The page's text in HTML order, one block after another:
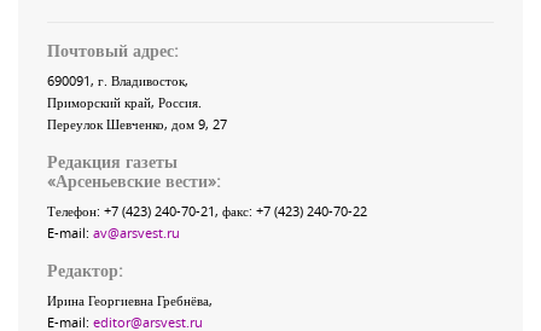
Почтовый адрес:
690091, г. Владивосток,
Приморский край, Россия
Переулок Шевченко, дом 9, 27
Редакция газеты
«Арсеньевские вести»:
Телефон: +7 (423) 240-70-21, факс: +7 (423) 240-70-22
E-mail: av@arsvest.ru
Редактор:
Ирина Георгиевна Гребнёва,
E-mail: editor@arsvest.ru